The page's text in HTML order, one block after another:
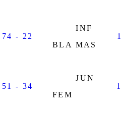
74 - 22
INF
BLA MAS
51 - 34
JUN
FEM